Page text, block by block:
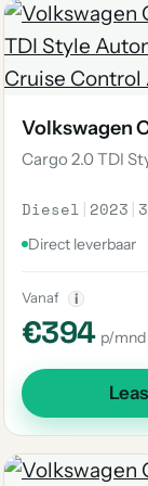
Volkswagen
Cargo 2.0 TDI
Diesel | 2023 |
Direct leverbaar
Vanaf i
€394 p/mnd